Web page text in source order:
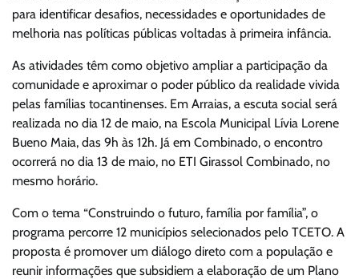
para identificar desafios, necessidades e oportunidades de
melhoria nas políticas públicas voltadas à primeira infância.
As atividades têm como objetivo ampliar a participação da
comunidade e aproximar o poder público da realidade vivida
pelas famílias tocantinenses. Em Arraias, a escuta social será
realizada no dia 12 de maio, na Escola Municipal Lívia Lorene
Bueno Maia, das 9h às 12h. Já em Combinado, o encontro
ocorrerá no dia 13 de maio, no ETI Girassol Combinado, no
mesmo horário.
Com o tema “Construindo o futuro, família por família”, o
programa percorre 12 municípios selecionados pelo TCETO. A
proposta é promover um diálogo direto com a população e
reunir informações que subsidiem a elaboração de um Plano